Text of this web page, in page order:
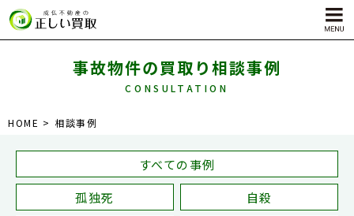
サービス内容
自殺物件買取
殺人物件買取
ゴミ屋敷物件買取
事故物件の買取り相談事例
CONSULTATION
HOME 相談事例
すべての事例
孤独死
自殺